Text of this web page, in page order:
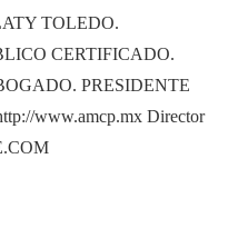
TOLEDO.
CERTIFICADO.
PRESIDENTE
www.amcp.mx Director